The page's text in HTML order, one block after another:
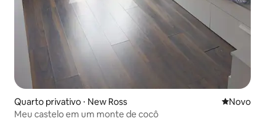
Quarto privativo ⋅ New Ross Novo
Novo
Meu castelo em um monte de cocô